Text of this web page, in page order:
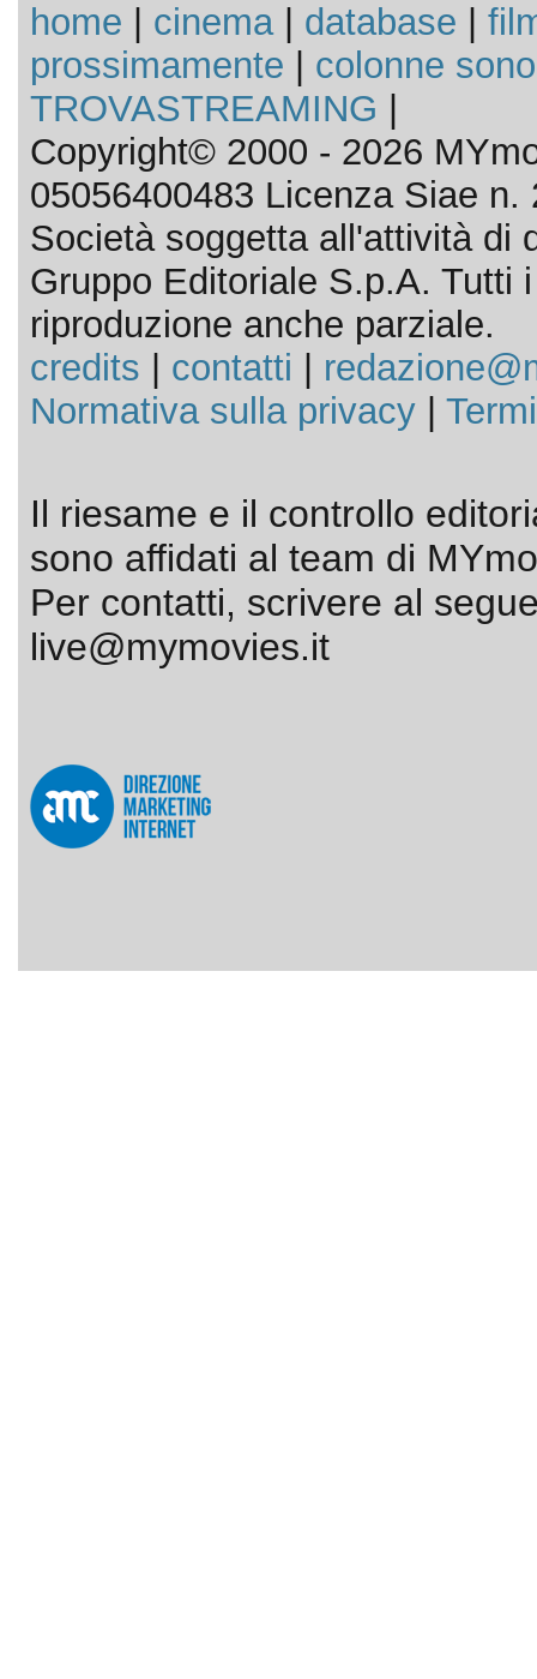
home cinema| database
prossimamente
colonne
TROVASTREAMING
Copyright© 2000 - 2026
05056400483 Licenza Siae n.
Società soggetta all'attività di
Gruppo Editoriale S.p.A. Tutti
riproduzione anche parziale.
credits
contatti
Normativa sulla privacy|
Il riesame e il controllo
sono affidati al team di
Per contatti, scrivere al
live@mymovies.it